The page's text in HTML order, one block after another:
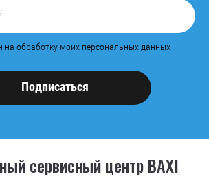
на обработку моих персональных данных
Подписаться
сервисный центр BAXI